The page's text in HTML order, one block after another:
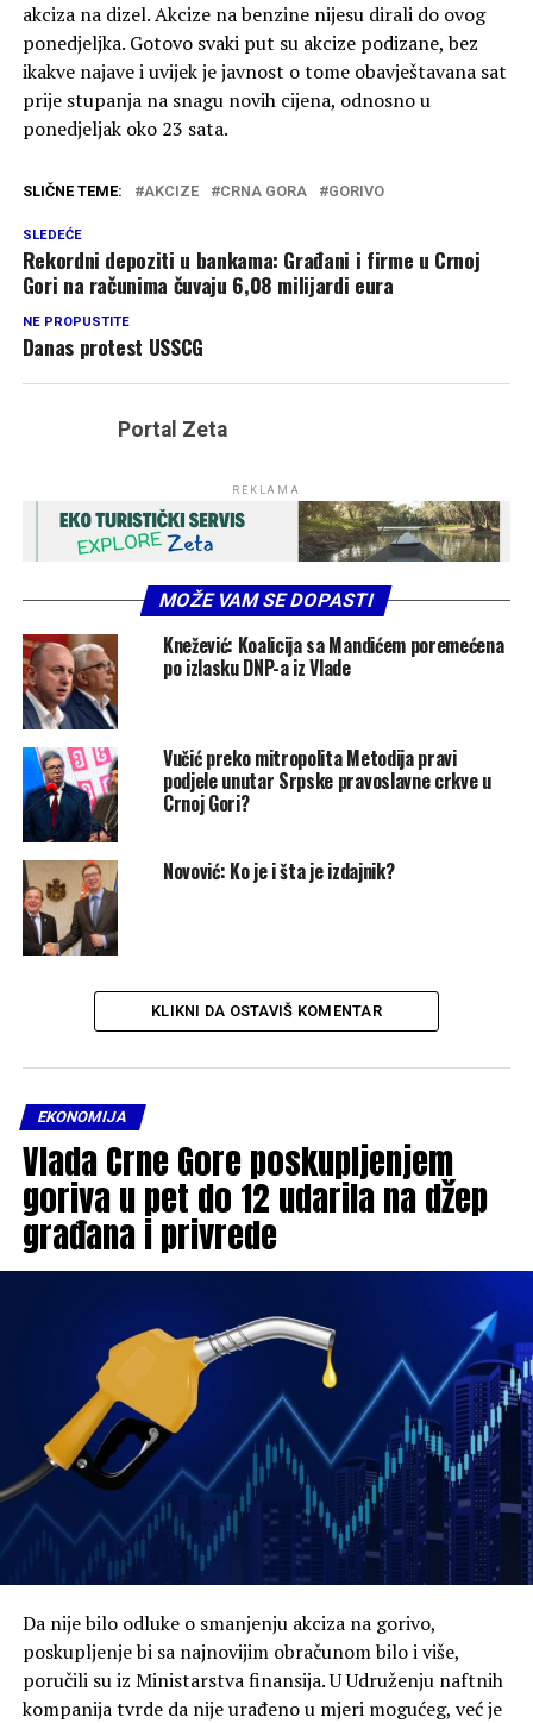
akciza na dizel. Akcize na benzine nijesu dirali do ovog
ponedjeljka. Gotovo svaki put su akcize podizane, bez
ikakve najave i uvijek je javnost o tome obavještavana sat
prije stupanja na snagu novih cijena, odnosno u
ponedjeljak oko 23 sata.
SLIČNE TEME: AKCIZE CRNA GORA GORIVO
SLEDEĆE
Rekordni depoziti u bankama: Građani i firme u Crnoj
Gori na računima čuvaju 6,08 milijardi eura
NE PROPUSTITE
Danas protest USSCG
Portal Zeta
REKLAMA
MOŽE VAM SE DOPASTI
Knežević: Koalicija sa Mandićem poremećena
po izlasku DNP-a iz Vlade
Vučić preko mitropolita Metodija pravi
podjele unutar Srpske pravoslavne crkve u
Crnoj Gori?
Novović: Ko je i šta je izdajnik?
KLIKNI DA OSTAVIŠ KOMENTAR
EKONOMIJA
Vlada Crne Gore poskupljenjem
goriva u pet do 12 udarila na džep
građana i privrede
Da nije bilo odluke o smanjenju akciza na gorivo,
poskupljenje bi sa najnovijim obračunom bilo i više,
poručili su iz Ministarstva finansija. U Udruženju naftnih
kompanija tvrde da nije urađeno u mjeri mogućeg, već je